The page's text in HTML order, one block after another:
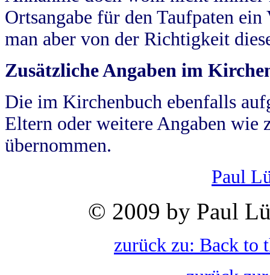
Ortsangabe für den Taufpaten
man aber von der Richtigkeit
Zusätzliche Angaben im
Die im Kirchenbuch ebenfalls
Eltern oder weitere Angaben wie
übernommen.
Paul
© 2009 by Paul
zurück zu: Back to